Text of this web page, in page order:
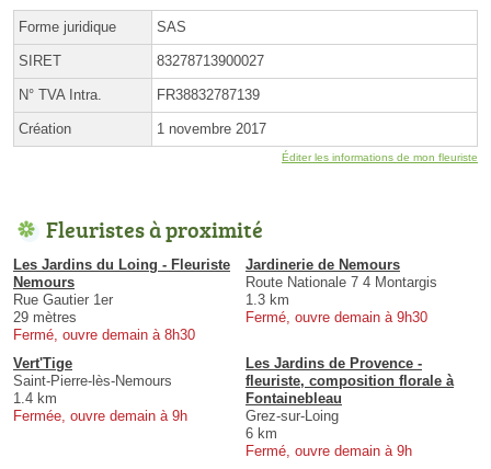
Forme juridique SAS
SIRET 83278713900027
N° TVA Intra. FR38832787139
Création 1 novembre 2017
Éditer les informations de mon fleuriste
Fleuristes à proximité
Les Jardins du Loing - Fleuriste
Nemours
Rue Gautier 1er
29 mètres
Fermé, ouvre demain à 8h30
Jardinerie de Nemours
Route Nationale 7 4 Montargis
1.3 km
Fermé, ouvre demain à 9h30
Vert'Tige
Saint-Pierre-lès-Nemours
1.4 km
Fermée, ouvre demain à 9h
Les Jardins de Provence -
fleuriste, composition florale à
Fontainebleau
Grez-sur-Loing
6 km
Fermé, ouvre demain à 9h